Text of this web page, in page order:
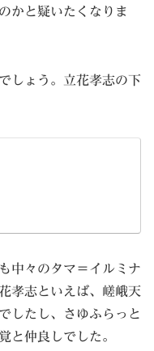
かと疑いたくなりま
しょう。立花孝志の下
中々のタマ＝イルミナ
孝志といえば、嵯峨天
したし、さゆふらっと
と仲良しでした。